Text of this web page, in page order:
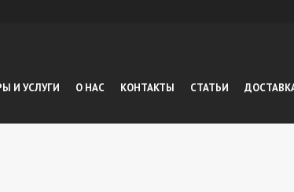
И УСЛУГИ О НАС КОНТАКТЫ СТАТЬИ